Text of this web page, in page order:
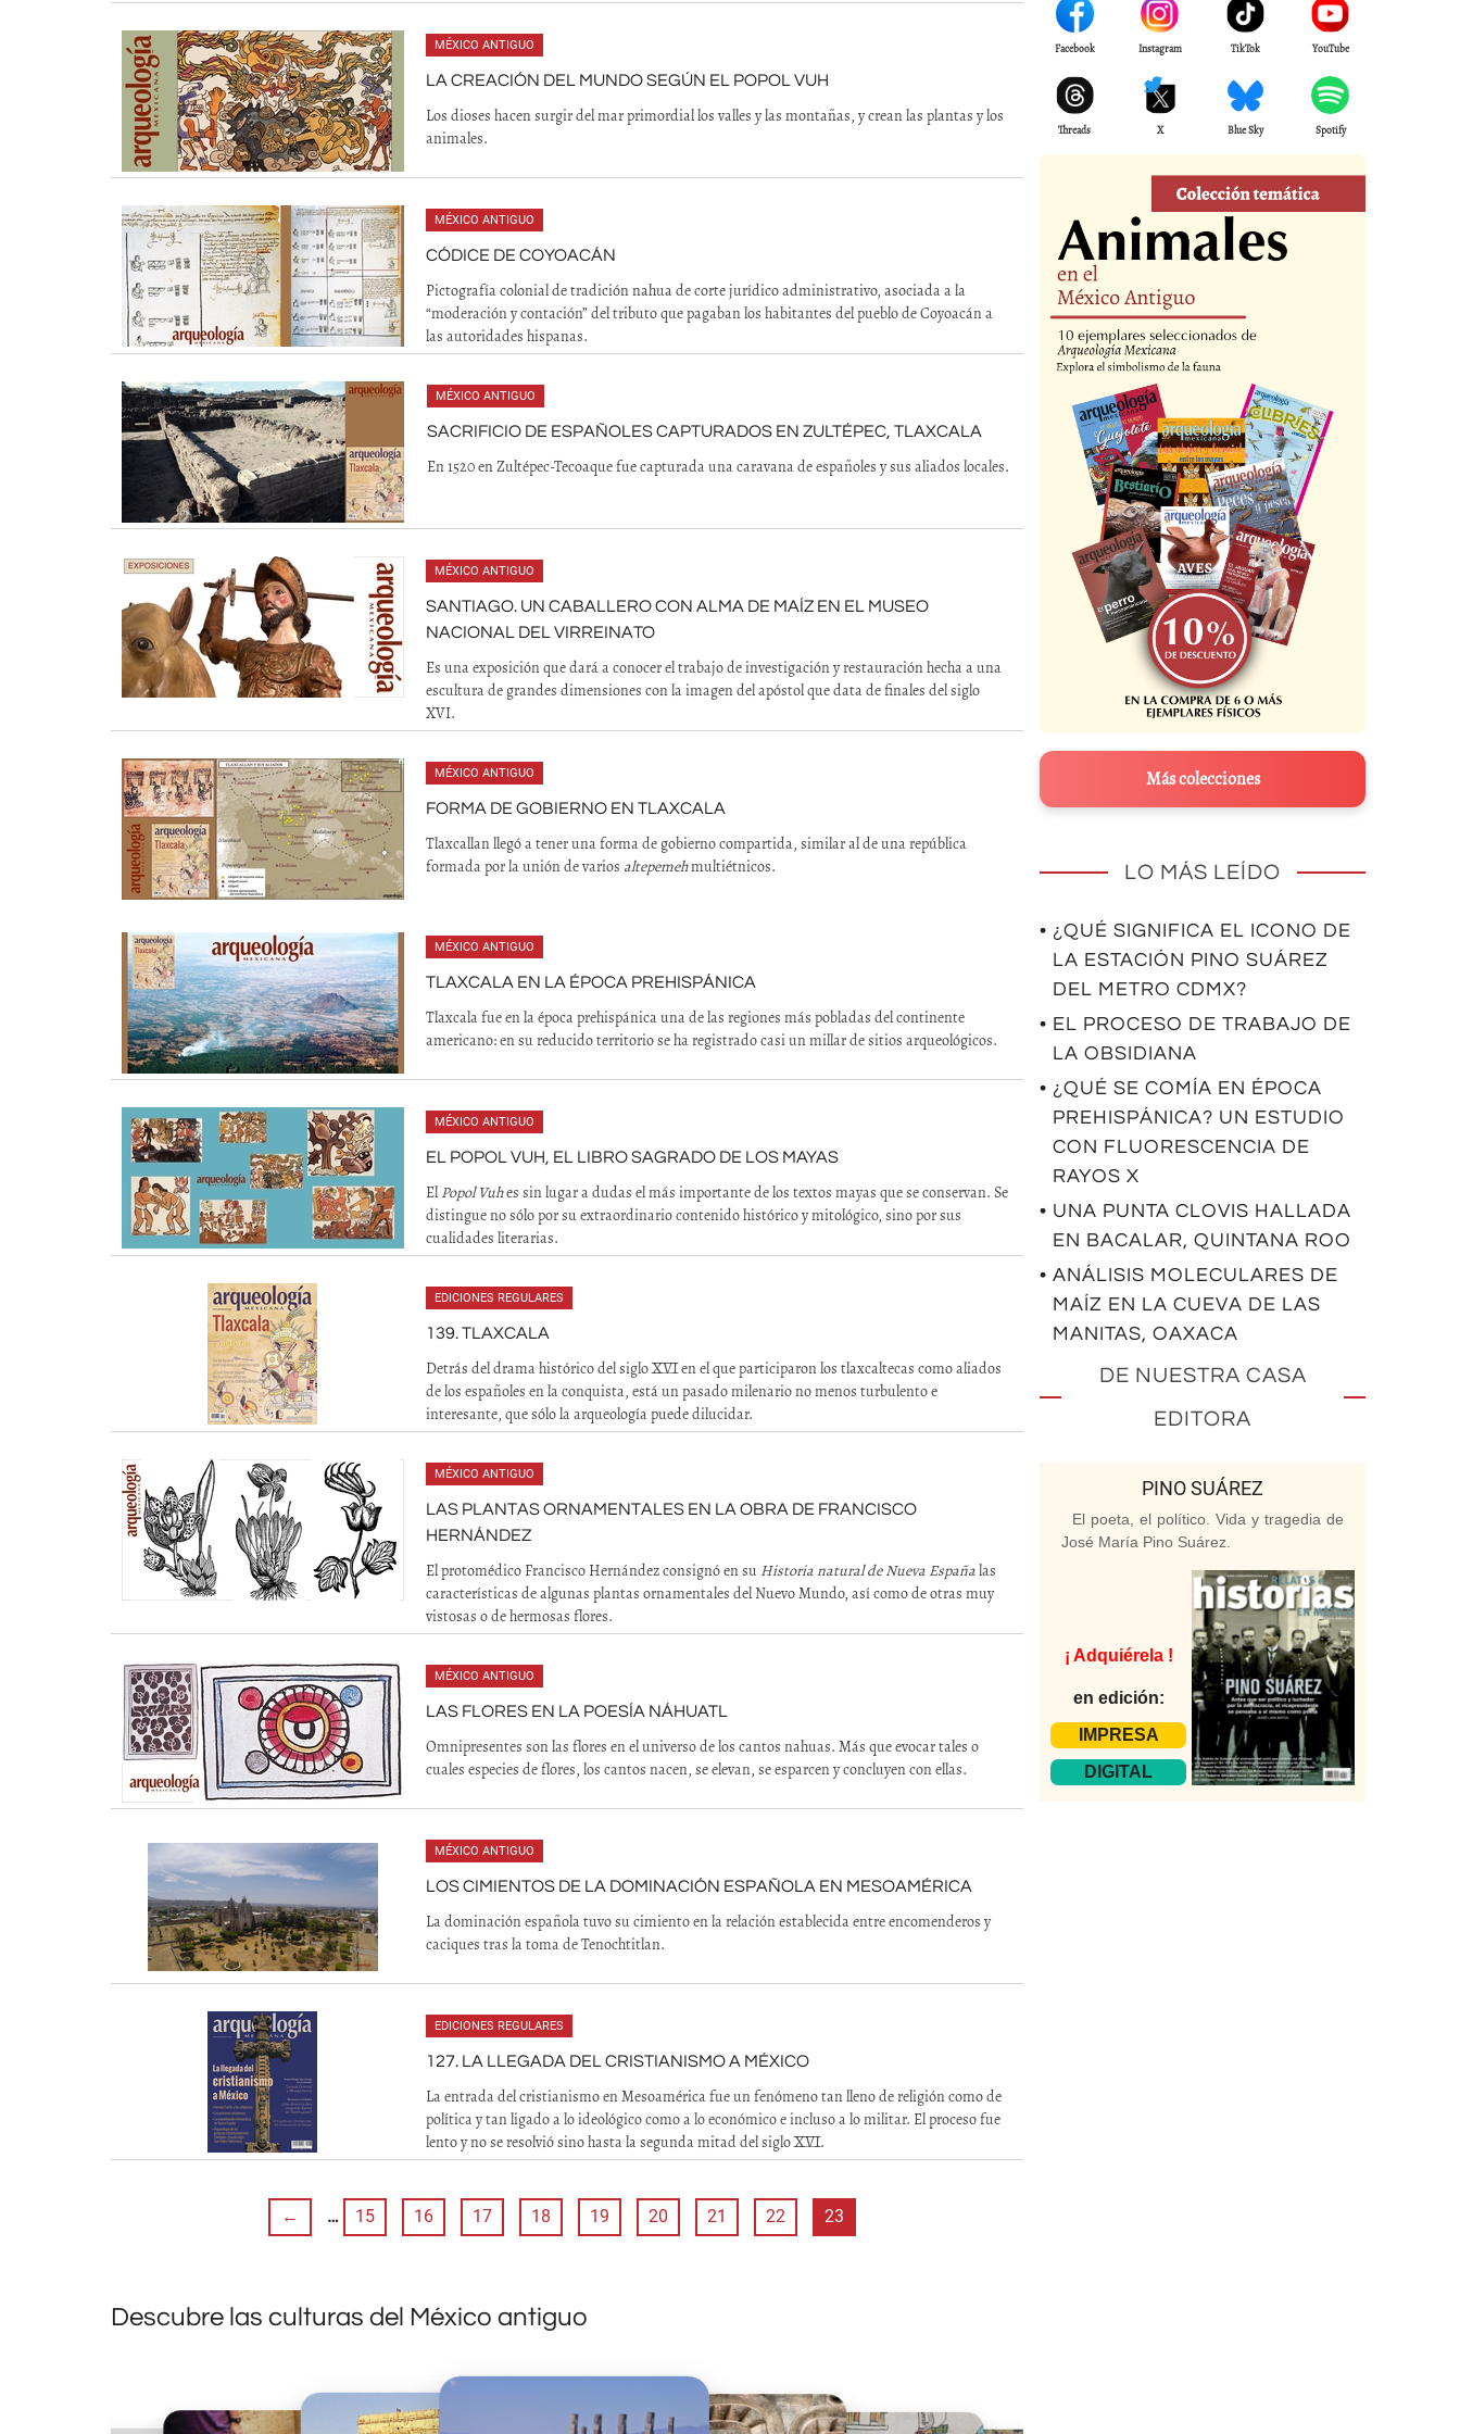
MÉXICO ANTIGUO
LA CREACIÓN DEL MUNDO SEGÚN EL POPOL VUH
Los dioses hacen surgir del mar primordial los valles y las montañas, y crean las plantas y los
animales.
MÉXICO ANTIGUO
CÓDICE DE COYOACÁN
Pictografía colonial de tradición nahua de corte jurídico administrativo, asociada a la
“moderación y contación” del tributo que pagaban los habitantes del pueblo de Coyoacán a
las autoridades hispanas.
MÉXICO ANTIGUO
SACRIFICIO DE ESPAÑOLES CAPTURADOS EN ZULTÉPEC, TLAXCALA
En 1520 en Zultépec-Tecoaque fue capturada una caravana de españoles y sus aliados locales.
MÉXICO ANTIGUO
SANTIAGO. UN CABALLERO CON ALMA DE MAÍZ EN EL MUSEO
NACIONAL DEL VIRREINATO
Es una exposición que dará a conocer el trabajo de investigación y restauración hecha a una
escultura de grandes dimensiones con la imagen del apóstol que data de finales del siglo
XVI.
MÉXICO ANTIGUO
FORMA DE GOBIERNO EN TLAXCALA
Tlaxcallan llegó a tener una forma de gobierno compartida, similar al de una república
formada por la unión de varios altepemehmultiétnicos.
MÉXICO ANTIGUO
TLAXCALA EN LA ÉPOCA PREHISPÁNICA
Tlaxcala fue en la época prehispánica una de las regiones más pobladas del continente
americano: en su reducido territorio se ha registrado casi un millar de sitios arqueológicos.
MÉXICO ANTIGUO
EL POPOL VUH, EL LIBRO SAGRADO DE LOS MAYAS
El Popol Vuhes sin lugar a dudas el más importante de los textos mayas que se conservan. Se
distingue no sólo por su extraordinario contenido histórico y mitológico, sino por sus
cualidades literarias.
EDICIONES REGULARES
139. TLAXCALA
Detrás del drama histórico del siglo XVI en el que participaron los tlaxcaltecas como aliados
de los españoles en la conquista, está un pasado milenario no menos turbulento e
interesante, que sólo la arqueología puede dilucidar.
MÉXICO ANTIGUO
LAS PLANTAS ORNAMENTALES EN LA OBRA DE FRANCISCO
HERNÁNDEZ
El protomédico Francisco Hernández consignó en su Historia natural de Nueva Españalas
características de algunas plantas ornamentales del Nuevo Mundo, así como de otras muy
vistosas o de hermosas flores.
MÉXICO ANTIGUO
LAS FLORES EN LA POESÍA NÁHUATL
Omnipresentes son las flores en el universo de los cantos nahuas. Más que evocar tales o
cuales especies de flores, los cantos nacen, se elevan, se esparcen y concluyen con ellas.
MÉXICO ANTIGUO
LOS CIMIENTOS DE LA DOMINACIÓN ESPAÑOLA EN MESOAMÉRICA
La dominación española tuvo su cimiento en la relación establecida entre encomenderos y
caciques tras la toma de Tenochtitlan.
EDICIONES REGULARES
127. LA LLEGADA DEL CRISTIANISMO A MÉXICO
La entrada del cristianismo en Mesoamérica fue un fenómeno tan lleno de religión como de
política y tan ligado a lo ideológico como a lo económico e incluso a lo militar. El proceso fue
lento y no se resolvió sino hasta la segunda mitad del siglo XVI.
← … 15 16 17 18 19 20 21 22 23
Descubre las culturas del México antiguo
Facebook Instagram TikTok YouTube
Threads X Blue Sky Spotify
Más colecciones
LO MÁS LEÍDO
• ¿QUÉ SIGNIFICA EL ICONO DE
LA ESTACIÓN PINO SUÁREZ
DEL METRO CDMX?
• EL PROCESO DE TRABAJO DE
LA OBSIDIANA
• ¿QUÉ SE COMÍA EN ÉPOCA
PREHISPÁNICA? UN ESTUDIO
CON FLUORESCENCIA DE
RAYOS X
• UNA PUNTA CLOVIS HALLADA
EN BACALAR, QUINTANA ROO
• ANÁLISIS MOLECULARES DE
MAÍZ EN LA CUEVA DE LAS
MANITAS, OAXACA
DE NUESTRA CASA
EDITORA
PINO SUÁREZ
El poeta, el político. Vida y tragedia de
José María Pino Suárez.
¡ Adquiérela !
en edición:
IMPRESA
DIGITAL